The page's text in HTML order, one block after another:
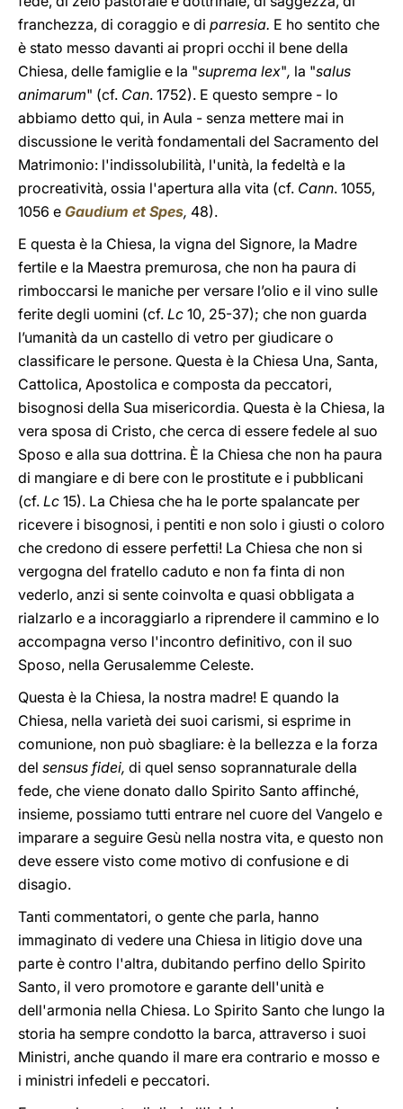
franchezza, di coraggio e di parresia. E ho sentito che
è stato messo davanti ai propri occhi il bene della
Chiesa, delle famiglie e la "suprema lex", la "salus
animarum" (cf. Can. 1752). E questo sempre - lo
abbiamo detto qui, in Aula - senza mettere mai in
discussione le verità fondamentali del Sacramento del
Matrimonio: l'indissolubilità, l'unità, la fedeltà e la
procreatività, ossia l'apertura alla vita (cf. Cann. 1055,
1056 e Gaudium et Spes, 48).
E questa è la Chiesa, la vigna del Signore, la Madre
fertile e la Maestra premurosa, che non ha paura di
rimboccarsi le maniche per versare l’olio e il vino sulle
ferite degli uomini (cf. Lc 10, 25-37); che non guarda
l’umanità da un castello di vetro per giudicare o
classificare le persone. Questa è la Chiesa Una, Santa,
Cattolica, Apostolica e composta da peccatori,
bisognosi della Sua misericordia. Questa è la Chiesa, la
vera sposa di Cristo, che cerca di essere fedele al suo
Sposo e alla sua dottrina. È la Chiesa che non ha paura
di mangiare e di bere con le prostitute e i pubblicani
(cf. Lc 15). La Chiesa che ha le porte spalancate per
ricevere i bisognosi, i pentiti e non solo i giusti o coloro
che credono di essere perfetti! La Chiesa che non si
vergogna del fratello caduto e non fa finta di non
vederlo, anzi si sente coinvolta e quasi obbligata a
rialzarlo e a incoraggiarlo a riprendere il cammino e lo
accompagna verso l'incontro definitivo, con il suo
Sposo, nella Gerusalemme Celeste.
Questa è la Chiesa, la nostra madre! E quando la
Chiesa, nella varietà dei suoi carismi, si esprime in
comunione, non può sbagliare: è la bellezza e la forza
del sensus fidei, di quel senso soprannaturale della
fede, che viene donato dallo Spirito Santo affinché,
insieme, possiamo tutti entrare nel cuore del Vangelo e
imparare a seguire Gesù nella nostra vita, e questo non
deve essere visto come motivo di confusione e di
disagio.
Tanti commentatori, o gente che parla, hanno
immaginato di vedere una Chiesa in litigio dove una
parte è contro l'altra, dubitando perfino dello Spirito
Santo, il vero promotore e garante dell'unità e
dell'armonia nella Chiesa. Lo Spirito Santo che lungo la
storia ha sempre condotto la barca, attraverso i suoi
Ministri, anche quando il mare era contrario e mosso e
i ministri infedeli e peccatori.